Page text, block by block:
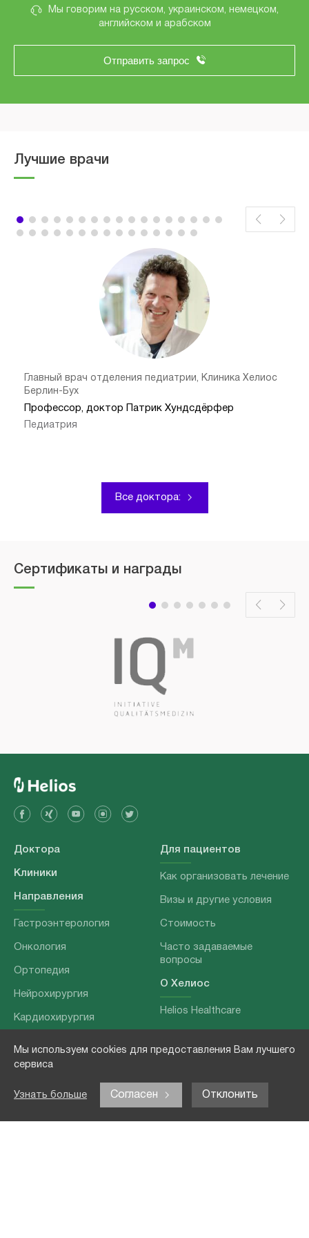
Мы используем cookies для предоставления Вам лучшего
сервиса
Узнать больше Согласен Отклонить
Мы говорим на русском, украинском, немецком,
английском и арабском
Отправить запрос
Лучшие врачи
Главный врач отделения педиатрии, Клиника Хелиос
Берлин-Бух
Профессор, доктор Патрик Хундсдёрфер
Педиатрия
Все доктора:
Сертификаты и награды
Доктора
Клиники
Направления
Гастроэнтерология
Онкология
Ортопедия
Нейрохирургия
Кардиохирургия
Хирургия позвоночника
Отоларингология
Для пациентов
Как организовать лечение
Визы и другие условия
Стоимость
Часто задаваемые
вопросы
О Хелиос
Helios Healthcare
О нашей команде
Выходные данные